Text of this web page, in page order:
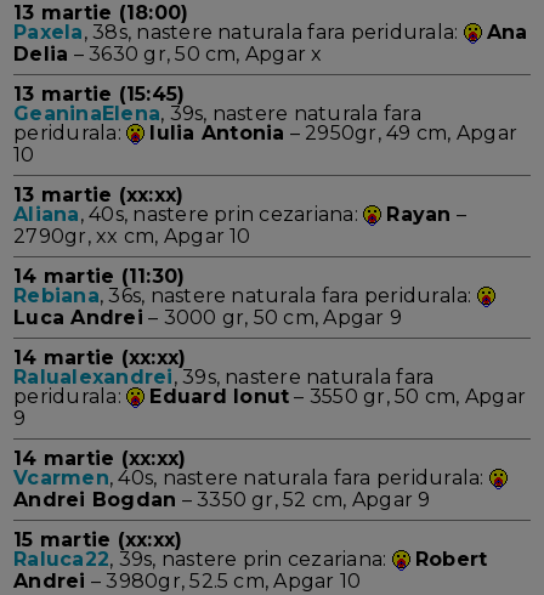
13 martie (18:00)
Paxela, 38s, nastere naturala fara peridurala:
Ana
Delia – 3630 gr, 50 cm, Apgar x
13 martie (15:45)
GeaninaElena, 39s, nastere naturala fara
peridurala:
Iulia Antonia – 2950gr, 49 cm, Apgar
10
13 martie (xx:xx)
Aliana, 40s, nastere prin cezariana: Rayan –
2790gr, xx cm, Apgar 10
14 martie (11:30)
Rebiana, 36s, nastere naturala fara peridurala:
Luca Andrei – 3000 gr, 50 cm, Apgar 9
14 martie (xx:xx)
Ralualexandrei, 39s, nastere naturala fara
peridurala:
Eduard Ionut – 3550 gr, 50 cm, Apgar
9
14 martie (xx:xx)
Vcarmen, 40s, nastere naturala fara peridurala:
Andrei Bogdan – 3350 gr, 52 cm, Apgar 9
15 martie (xx:xx)
Raluca22, 39s, nastere prin cezariana:
Robert
Andrei – 3980gr, 52.5 cm, Apgar 10